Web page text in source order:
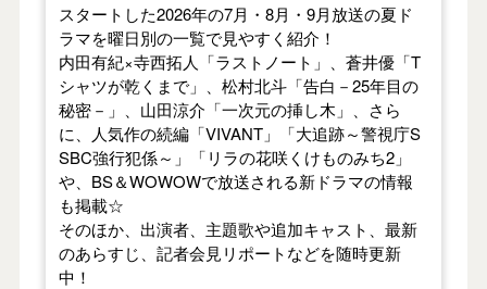
スタートした2026年の7月・8月・9月放送の夏ド
ラマを曜日別の一覧で見やすく紹介！
内田有紀×寺西拓人「ラストノート」、蒼井優「T
シャツが乾くまで」、松村北斗「告白－25年目の
秘密－」、山田涼介「一次元の挿し木」、さら
に、人気作の続編「VIVANT」「大追跡～警視庁S
SBC強行犯係～」「リラの花咲くけものみち2」
や、BS＆WOWOWで放送される新ドラマの情報
も掲載☆
そのほか、出演者、主題歌や追加キャスト、最新
のあらすじ、記者会見リポートなどを随時更新
中！